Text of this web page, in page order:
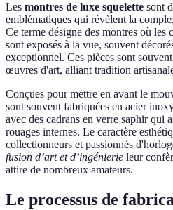
Les montres de luxe squelette sont
emblématiques qui révèlent la
Ce terme désigne des montres où les
sont exposés à la vue, souvent
exceptionnel. Ces pièces sont
œuvres d'art, alliant tradition
Conçues pour mettre en avant le
sont souvent fabriquées en acier
avec des cadrans en verre saphir qui
rouages internes. Le caractère
collectionneurs et passionnés
fusion d’art et d’ingénierie leur
attire de nombreux amateurs.
Le processus de